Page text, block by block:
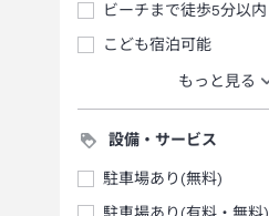
ビーチまで徒歩5分以内
こども宿泊可能
もっと見る
設備・サービス
駐車場あり(無料)